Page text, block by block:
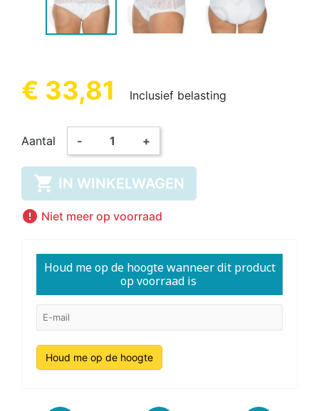
€ 33,81 Inclusief belasting
Aantal - +
 IN WINKELWAGEN
 Niet meer op voorraad
Houd me op de hoogte wanneer dit product
op voorraad is
Houd me op de hoogte